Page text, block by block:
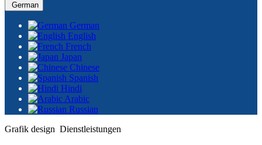
German
German
English
French
Japan
Chinese
Spanish
Hindi
Arabic
Russian
Grafik design Dienstleistungen